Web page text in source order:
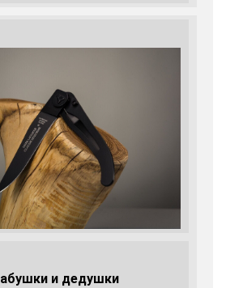
и дедушки